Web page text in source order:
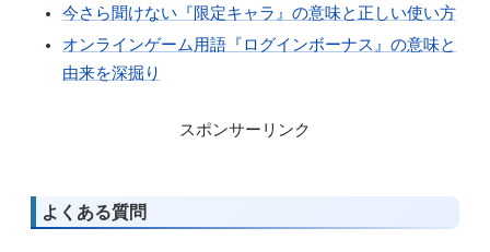
今さら聞けない『限定キャラ』の意味と正しい使い方
オンラインゲーム用語『ログインボーナス』の意味と
由来を深掘り
スポンサーリンク
よくある質問